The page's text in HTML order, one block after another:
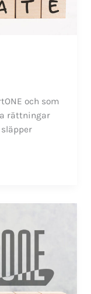
och som
rättningar